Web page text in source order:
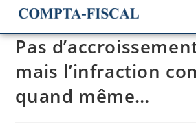
Pas
mais l’infraction
quand même…